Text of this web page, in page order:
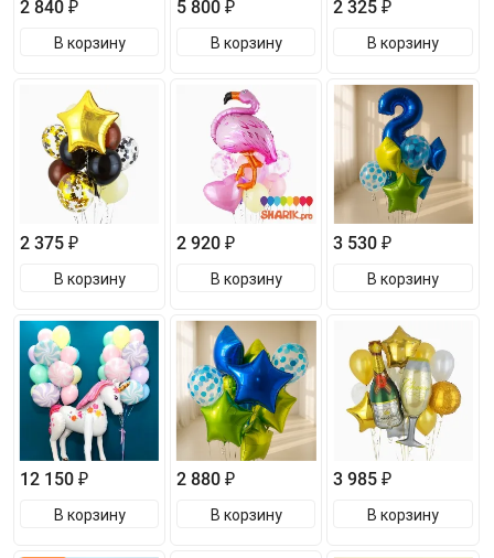
2 840 ₽
В корзину
5 800 ₽
В корзину
2 325 ₽
В корзину
2 375 ₽
В корзину
2 920 ₽
В корзину
3 530 ₽
В корзину
12 150 ₽
В корзину
2 880 ₽
В корзину
3 985 ₽
В корзину